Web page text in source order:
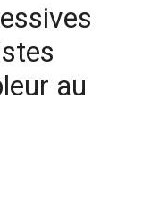
au